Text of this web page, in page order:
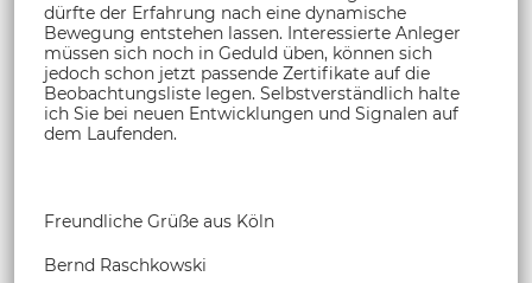
dürfte der Erfahrung nach eine dynamische
Bewegung entstehen lassen. Interessierte Anleger
müssen sich noch in Geduld üben, können sich
jedoch schon jetzt passende Zertifikate auf die
Beobachtungsliste legen. Selbstverständlich halte
ich Sie bei neuen Entwicklungen und Signalen auf
dem Laufenden.
Freundliche Grüße aus Köln
Bernd Raschkowski